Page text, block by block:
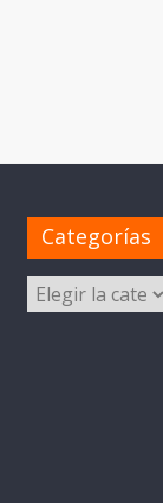
Categorías
Categorías